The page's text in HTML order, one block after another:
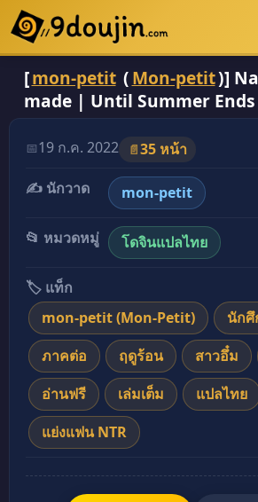
ดูเยอะสุด
คะแนนเยอะสุด
โดจินรูปสี
ระดับตำนาน
ยอดนิยม
เรื่องที่เก็บไว้
[mon-petit (Mon-petit)]
made | Until Summer
📅19 ก.ค. 2022 📄35 หน้า
✍️ นักวาด
mon-petit
📂 หมวดหมู่ โดจินแปลไทย
🏷️ แท็ก
mon-petit (Mon-Petit)
นักศึ
ภาคต่อ
ฤดูร้อน สาวอึ๋ม
อ่านฟรี
เล่มเต็ม
แปลไทย
แย่งแฟน NTR